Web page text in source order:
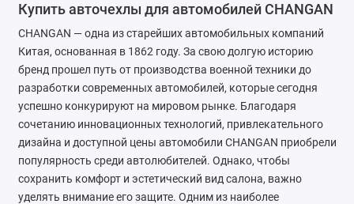
Tenet
Tesla
Toyota
Volkswagen
Volvo
Xcite
Купить авточехлы для автомобилей CHANGAN
CHANGAN — одна из старейших автомобильных компаний
Китая, основанная в 1862 году. За свою долгую историю
бренд прошел путь от производства военной техники до
разработки современных автомобилей, которые сегодня
успешно конкурируют на мировом рынке. Благодаря
сочетанию инновационных технологий, привлекательного
дизайна и доступной цены автомобили CHANGAN приобрели
популярность среди автолюбителей. Однако, чтобы
сохранить комфорт и эстетический вид салона, важно
уделять внимание его защите. Одним из наиболее